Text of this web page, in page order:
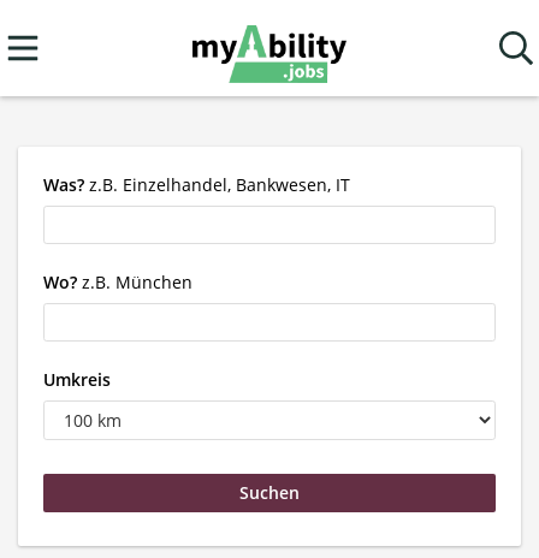
Was? z.B. Einzelhandel, Bankwesen, IT
Wo? z.B. München
Umkreis